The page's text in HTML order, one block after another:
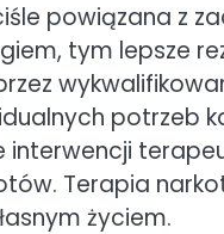
powiązana z
tym lepsze
potrzeb
Terapia
życiem.